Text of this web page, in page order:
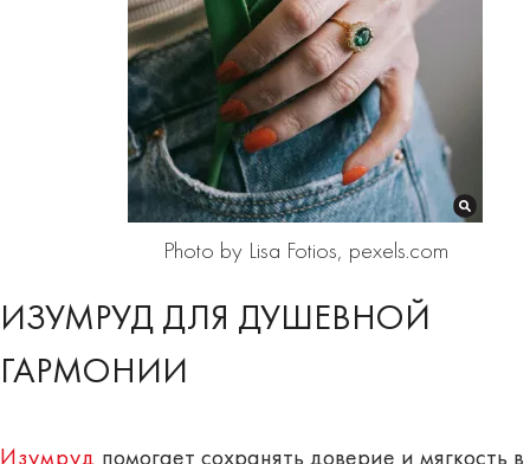
Photo by Lisa Fotios, pexels.com
ИЗУМРУД ДЛЯ ДУШЕВНОЙ
ГАРМОНИИ
Изумруд помогает сохранять доверие и мягкость в